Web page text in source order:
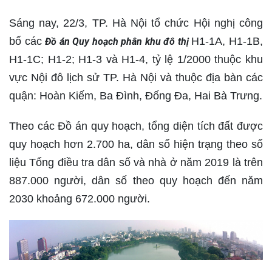
Sáng nay, 22/3, TP. Hà Nội tổ chức Hội nghị công
bố cácĐồ án Quy hoạch phân khu đô thị H1-1A, H1-1B,
H1-1C; H1-2; H1-3 và H1-4, tỷ lệ 1/2000 thuộc khu
vực Nội đô lịch sử TP. Hà Nội và thuộc địa bàn các
quận: Hoàn Kiếm, Ba Đình, Đống Đa, Hai Bà Trưng.
Theo các Đồ án quy hoạch, tổng diện tích đất được
quy hoạch hơn 2.700 ha, dân số hiện trạng theo số
liệu Tổng điều tra dân số và nhà ở năm 2019 là trên
887.000 người, dân số theo quy hoạch đến năm
2030 khoảng 672.000 người.